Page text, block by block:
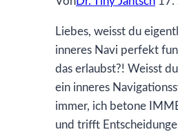
Liebes, weisst du
inneres Navi perfekt
das erlaubst?! Weisst
ein inneres
immer, ich betone
und trifft